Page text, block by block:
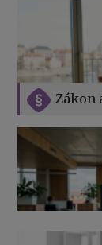
Zákon
Jak na
Přehledy pro
v roce 2026